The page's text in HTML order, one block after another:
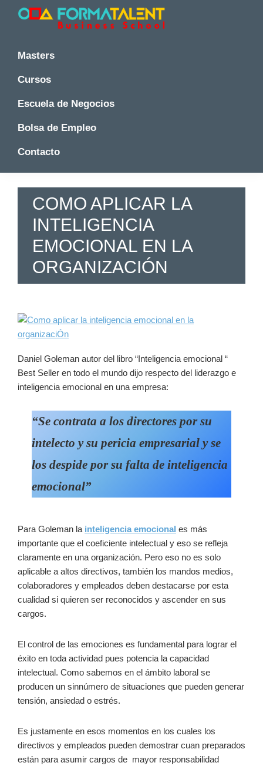
Saltar
Saltar
Saltar
principal
y
Master
en
Madrid
Formatalent
y
en
-
Formatalent
Masters
Cursos
Escuela de Negocios
Bolsa de Empleo
Contacto
COMO APLICAR LA
INTELIGENCIA
EMOCIONAL EN LA
ORGANIZACIÓN
Daniel Goleman autor del libro “Inteligencia emocional “
Best Seller en todo el mundo dijo respecto del liderazgo e
inteligencia emocional en una empresa:
“Se contrata a los directores por su
intelecto y su pericia empresarial y se
los despide por su falta de inteligencia
emocional”
Para Goleman la inteligencia emocional es más
importante que el coeficiente intelectual y eso se refleja
claramente en una organización. Pero eso no es solo
aplicable a altos directivos, también los mandos medios,
colaboradores y empleados deben destacarse por esta
cualidad si quieren ser reconocidos y ascender en sus
cargos.
El control de las emociones es fundamental para lograr el
éxito en toda actividad pues potencia la capacidad
intelectual. Como sabemos en el ámbito laboral se
producen un sinnúmero de situaciones que pueden generar
tensión, ansiedad o estrés.
Es justamente en esos momentos en los cuales los
directivos y empleados pueden demostrar cuan preparados
están para asumir cargos de mayor responsabilidad